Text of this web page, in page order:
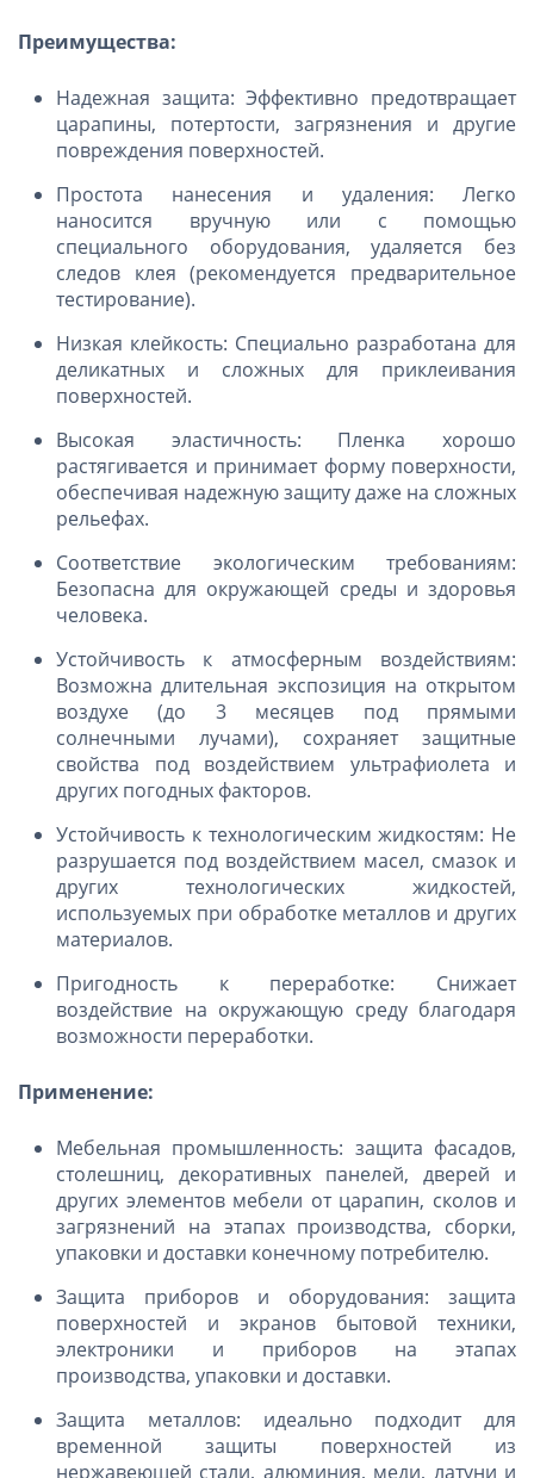
Преимущества:
Надежная защита: Эффективно предотвращает
царапины, потертости, загрязнения и другие
повреждения поверхностей.
Простота нанесения и удаления: Легко
наносится вручную или с помощью
специального оборудования, удаляется без
следов клея (рекомендуется предварительное
тестирование).
Низкая клейкость: Специально разработана для
деликатных и сложных для приклеивания
поверхностей.
Высокая эластичность: Пленка хорошо
растягивается и принимает форму поверхности,
обеспечивая надежную защиту даже на сложных
рельефах.
Соответствие экологическим требованиям:
Безопасна для окружающей среды и здоровья
человека.
Устойчивость к атмосферным воздействиям:
Возможна длительная экспозиция на открытом
воздухе (до 3 месяцев под прямыми
солнечными лучами), сохраняет защитные
свойства под воздействием ультрафиолета и
других погодных факторов.
Устойчивость к технологическим жидкостям: Не
разрушается под воздействием масел, смазок и
других технологических жидкостей,
используемых при обработке металлов и других
материалов.
Пригодность к переработке: Снижает
воздействие на окружающую среду благодаря
возможности переработки.
Применение:
Мебельная промышленность: защита фасадов,
столешниц, декоративных панелей, дверей и
других элементов мебели от царапин, сколов и
загрязнений на этапах производства, сборки,
упаковки и доставки конечному потребителю.
Защита приборов и оборудования: защита
поверхностей и экранов бытовой техники,
электроники и приборов на этапах
производства, упаковки и доставки.
Защита металлов: идеально подходит для
временной защиты поверхностей из
нержавеющей стали, алюминия, меди, латуни и